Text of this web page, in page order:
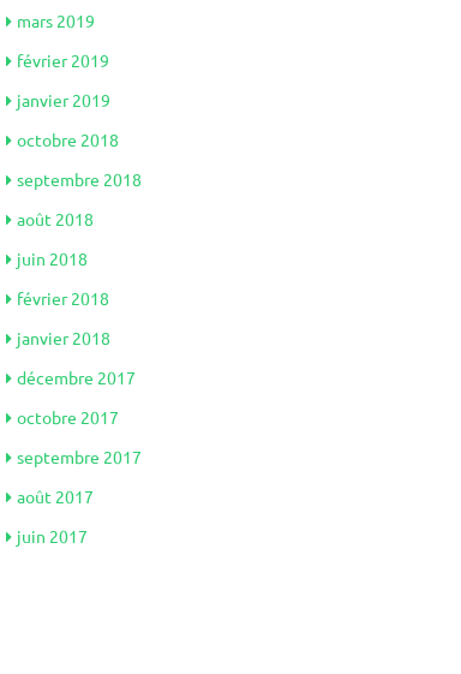
mars 2019
février 2019
janvier 2019
octobre 2018
septembre 2018
août 2018
juin 2018
février 2018
janvier 2018
décembre 2017
octobre 2017
septembre 2017
août 2017
juin 2017